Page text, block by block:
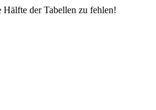
Hälfte der Tabellen zu fehlen!